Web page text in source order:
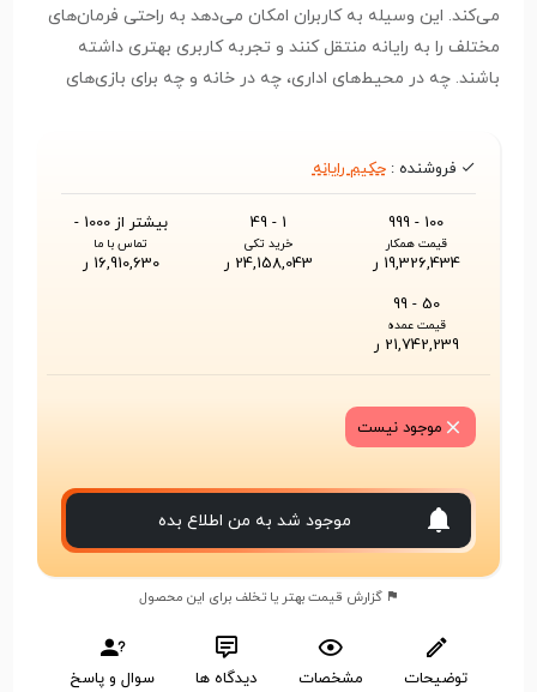
می‌کند. این وسیله به کاربران امکان می‌دهد به راحتی فرمان‌های
مختلف را به رایانه منتقل کنند و تجربه کاربری بهتری داشته
باشند. چه در محیط‌های اداری، چه در خانه و چه برای بازی‌های
فروشنده :حکیم رایانه
100 - 999
قیمت همکار
19,326,434 ر
1 - 49
خرید تکی
24,158,043 ر
بیشتر از 1000 -
تماس با ما
16,910,630 ر
50 - 99
قیمت عمده
21,742,239 ر
موجود نیست
موجود شد به من اطلاع بده
گزارش قیمت بهتر یا تخلف برای این محصول
توضیحات مشخصات دیدگاه ها سوال و پاسخ